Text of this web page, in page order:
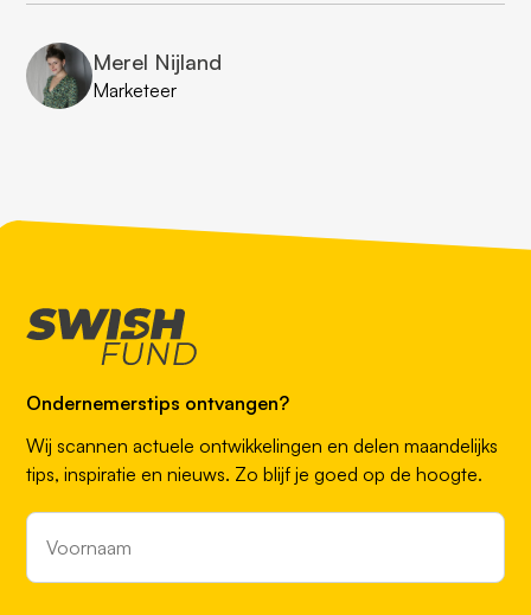
Merel Nijland
Marketeer
Ondernemerstips ontvangen?
Wij scannen actuele ontwikkelingen en delen maandelijks
tips, inspiratie en nieuws. Zo blijf je goed op de hoogte.